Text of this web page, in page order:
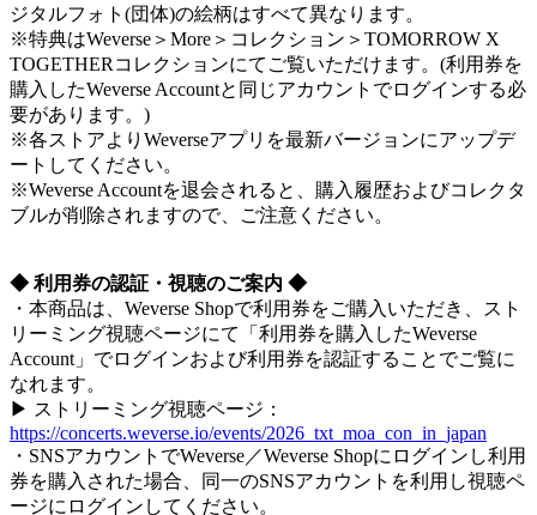
ジタルフォト(団体)の絵柄はすべて異なります。
※特典はWeverse＞More＞コレクション＞TOMORROW X
TOGETHERコレクションにてご覧いただけます。(利用券を
購入したWeverse Accountと同じアカウントでログインする必
要があります。)
※各ストアよりWeverseアプリを最新バージョンにアップデ
ートしてください。
※Weverse Accountを退会されると、購入履歴およびコレクタ
ブルが削除されますので、ご注意ください。
◆ 利用券の認証・視聴のご案内 ◆
・本商品は、Weverse Shopで利用券をご購入いただき、スト
リーミング視聴ページにて「利用券を購入したWeverse
Account」でログインおよび利用券を認証することでご覧に
なれます。
▶ ストリーミング視聴ページ：
https://concerts.weverse.io/events/2026_txt_moa_con_in_japan
・SNSアカウントでWeverse／Weverse Shopにログインし利用
券を購入された場合、同一のSNSアカウントを利用し視聴ペ
ージにログインしてください。